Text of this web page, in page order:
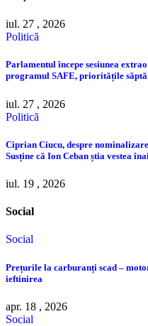
iul. 27 , 2026
Politică
Parlamentul începe sesiunea
programul SAFE, prioritățile
iul. 27 , 2026
Politică
Ciprian Ciucu, despre
Susține că Ion Ceban știa vestea
iul. 19 , 2026
Social
Social
Prețurile la carburanți scad –
ieftinirea
apr. 18 , 2026
Social